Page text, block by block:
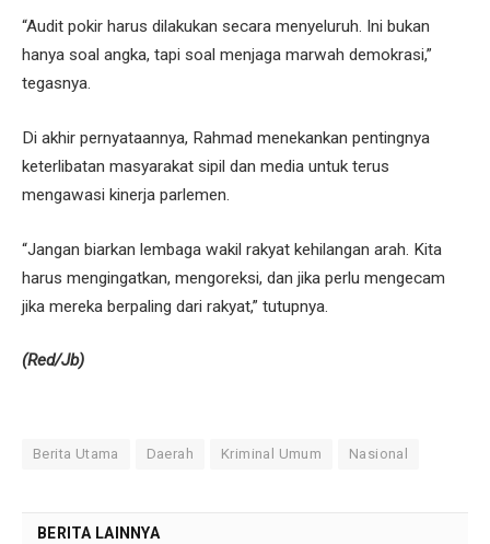
“Audit pokir harus dilakukan secara menyeluruh. Ini bukan
hanya soal angka, tapi soal menjaga marwah demokrasi,”
tegasnya.
Di akhir pernyataannya, Rahmad menekankan pentingnya
keterlibatan masyarakat sipil dan media untuk terus
mengawasi kinerja parlemen.
“Jangan biarkan lembaga wakil rakyat kehilangan arah. Kita
harus mengingatkan, mengoreksi, dan jika perlu mengecam
jika mereka berpaling dari rakyat,” tutupnya.
(Red/Jb)
Berita Utama Daerah Kriminal Umum Nasional
BERITA LAINNYA